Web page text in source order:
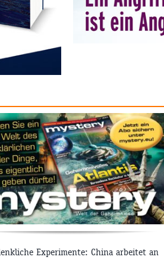
Experimente: China arbeitet an